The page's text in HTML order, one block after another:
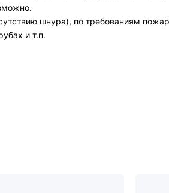
шнура), по требованиям
и т.п.